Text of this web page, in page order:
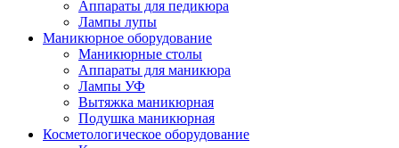
Аппараты для педикюра
Лампы лупы
Маникюрное оборудование
Маникюрные столы
Аппараты для маникюра
Лампы УФ
Вытяжка маникюрная
Подушка маникюрная
Косметологическое оборудование